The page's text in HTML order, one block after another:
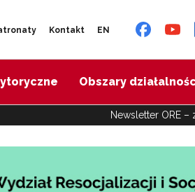
Kontakt EN
Obszary
Newsletter ORE –